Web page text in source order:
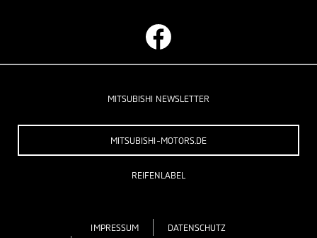
MITSUBISHI NEWSLETTER
MITSUBISHI-MOTORS.DE
REIFENLABEL
IMPRESSUM
DATENSCHUTZ